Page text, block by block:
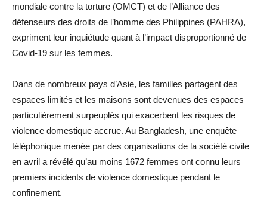
mondiale contre la torture (OMCT) et de l’Alliance des
défenseurs des droits de l’homme des Philippines (PAHRA),
expriment leur inquiétude quant à l’impact disproportionné de
Covid-19 sur les femmes.
Dans de nombreux pays d’Asie, les familles partagent des
espaces limités et les maisons sont devenues des espaces
particulièrement surpeuplés qui exacerbent les risques de
violence domestique accrue. Au Bangladesh, une enquête
téléphonique menée par des organisations de la société civile
en avril a révélé qu’au moins 1672 femmes ont connu leurs
premiers incidents de violence domestique pendant le
confinement.